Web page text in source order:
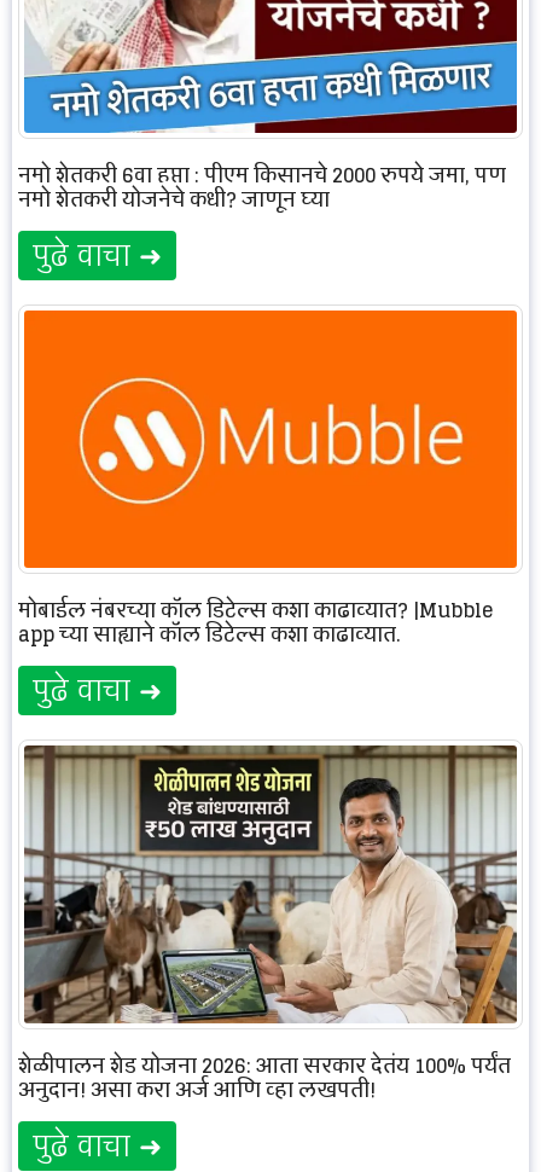
नमो शेतकरी 6वा हप्ता : पीएम किसानचे 2000 रुपये जमा, पण
नमो शेतकरी योजनेचे कधी? जाणून घ्या
पुढे वाचा ➜
मोबाईल नंबरच्या कॉल डिटेल्स कशा काढाव्यात? |Mubble
app च्या साह्याने कॉल डिटेल्स कशा काढाव्यात.
पुढे वाचा ➜
शेळीपालन शेड योजना 2026: आता सरकार देतंय 100% पर्यंत
अनुदान! असा करा अर्ज आणि व्हा लखपती!
पुढे वाचा ➜